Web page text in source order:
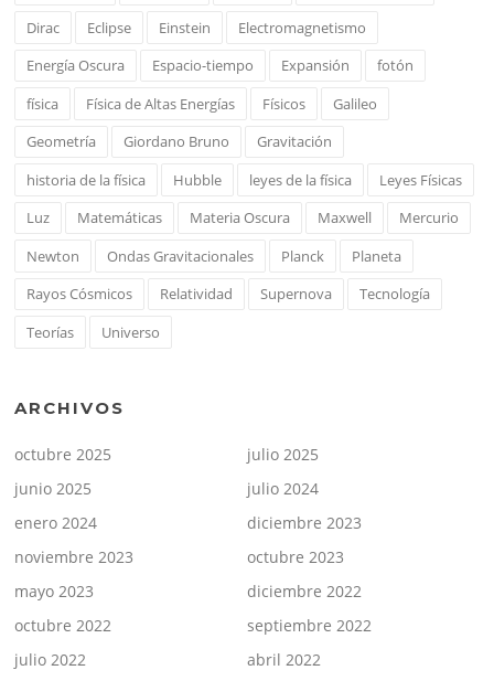
Dirac
Eclipse Einstein
Electromagnetismo
Energía Oscura
Espacio-tiempo Expansión
fotón
física
Física de Altas Energías Físicos
Galileo
Geometría
Giordano Bruno
Gravitación
historia de la física
Hubble leyes de la física
Leyes Físicas
Luz
Matemáticas Materia Oscura Maxwell
Mercurio
Newton
Ondas Gravitacionales Planck
Planeta
Rayos Cósmicos
Relatividad Supernova
Tecnología
Teorías
Universo
ARCHIVOS
octubre 2025
julio 2025
junio 2025
julio 2024
enero 2024
diciembre 2023
noviembre 2023
octubre 2023
mayo 2023
diciembre 2022
octubre 2022
septiembre 2022
julio 2022
abril 2022